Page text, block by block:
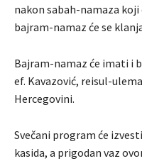
nakon sabah-namaza koji
bajram-namaz će se
Bajram-namaz će imati i
ef. Kavazović, reisul-
Hercegovini.
Svečani program će
kasida, a prigodan vaz